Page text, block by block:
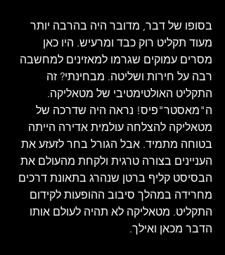
בסופו של דבר, מדובר היה בהרבה יותר
מעוד תקליט רוק כבד ומרעיש. היו כאן
מסרים עמוקים שגרמו למאזינים למחשבה
רבה על חירות ושליטה. מבחינתי? זה
התקליט האולטימטיבי של מטאליקה.
ה"מאסטר"פיס! נראה היה שדרכה של
מטאליקה להצלחה עולמית אדירה הייתה
בטוחה מתמיד. אבל הגורל בחר לזעזע את
העניינים בצורה טרגית ולקחת מהעולם את
הבסיסט קליף ברטן שנהרג בתאונת דרכים
מחרידה במהלך סיבוב ההופעות לקידום
התקליט. מטאליקה לא תהיה לעולם אותו
הדבר מכאן ואילך.